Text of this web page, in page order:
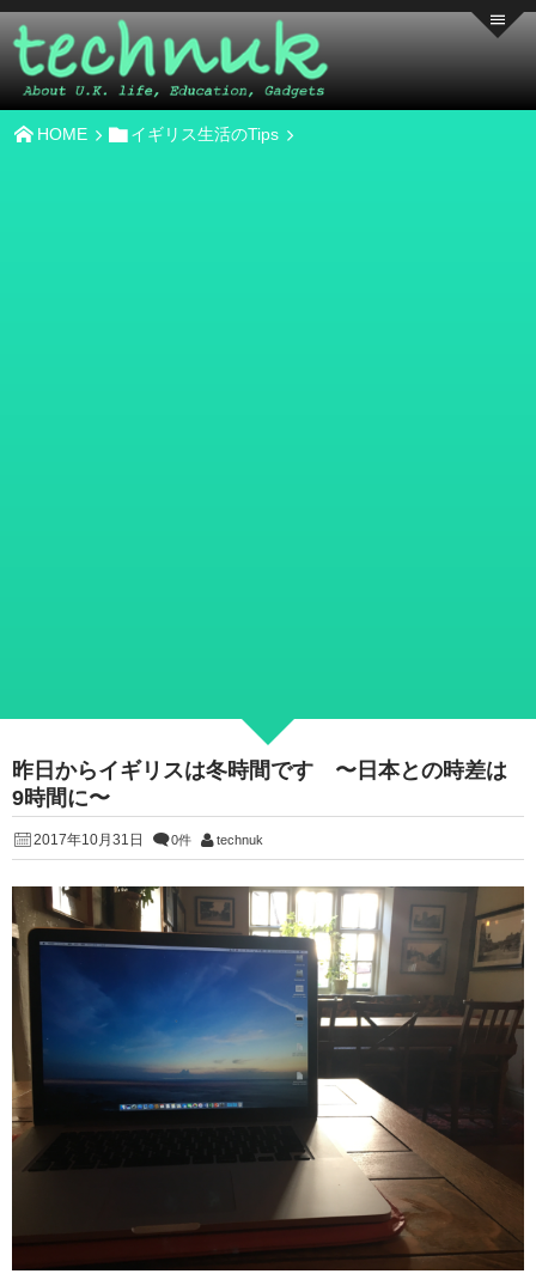
HOME イギリス生活のTips
昨日からイギリスは冬時間です 〜日本との時差は
9時間に〜
2017年10月31日 0件 technuk